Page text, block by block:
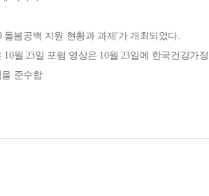
돌봄공백 지원 현황과 과제'가 개최되었다.
월 23일 포럼 영상은 10월 23일에 한국건강가
준수함